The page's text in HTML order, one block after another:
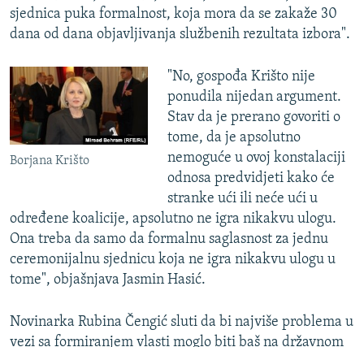
sjednica puka formalnost, koja mora da se zakaže 30
dana od dana objavljivanja službenih rezultata izbora".
Borjana Krišto
"No, gospođa Krišto nije
ponudila nijedan argument.
Stav da je prerano govoriti o
tome, da je apsolutno
nemoguće u ovoj konstalaciji
odnosa predvidjeti kako će
stranke ući ili neće ući u
određene koalicije, apsolutno ne igra nikakvu ulogu.
Ona treba da samo da formalnu saglasnost za jednu
ceremonijalnu sjednicu koja ne igra nikakvu ulogu u
tome", objašnjava Jasmin Hasić.
Novinarka Rubina Čengić sluti da bi najviše problema u
vezi sa formiranjem vlasti moglo biti baš na državnom